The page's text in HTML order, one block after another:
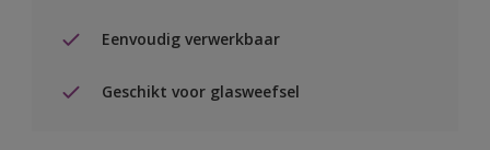
Eenvoudig verwerkbaar
Geschikt voor glasweefsel